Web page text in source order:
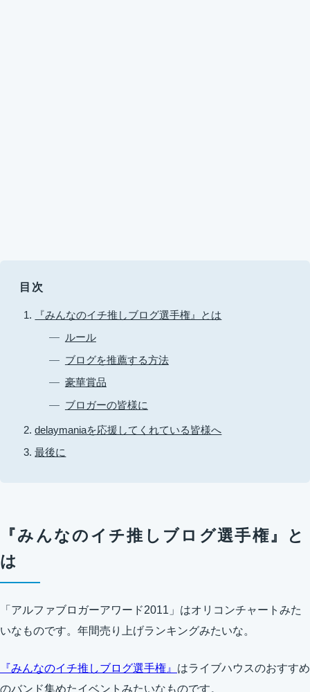
目次
『みんなのイチ推しブログ選手権』とは
ルール
ブログを推薦する方法
豪華賞品
ブロガーの皆様に
delaymaniaを応援してくれている皆様へ
最後に
『みんなのイチ推しブログ選手権』と
は
「アルファブロガーアワード2011」はオリコンチャートみた
いなものです。年間売り上げランキングみたいな。
『みんなのイチ推しブログ選手権』 はライブハウスのおすすめ
のバンド集めたイベントみたいなものです。